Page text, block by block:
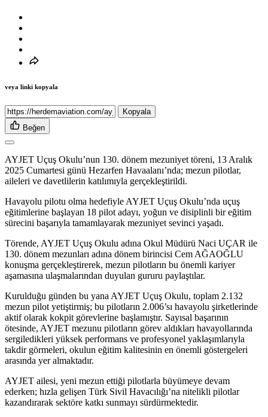
veya linki kopyala
Kopyala
Beğen
AYJET Uçuş Okulu’nun 130. dönem mezuniyet töreni, 13 Aralık
2025 Cumartesi günü Hezarfen Havaalanı’nda; mezun pilotlar,
aileleri ve davetlilerin katılımıyla gerçekleştirildi.
Havayolu pilotu olma hedefiyle AYJET Uçuş Okulu’nda uçuş
eğitimlerine başlayan 18 pilot adayı, yoğun ve disiplinli bir eğitim
sürecini başarıyla tamamlayarak mezuniyet sevinci yaşadı.
Törende, AYJET Uçuş Okulu adına Okul Müdürü Naci UÇAR ile
130. dönem mezunları adına dönem birincisi Cem AĞAOĞLU
konuşma gerçekleştirerek, mezun pilotların bu önemli kariyer
aşamasına ulaşmalarından duyulan gururu paylaştılar.
Kurulduğu günden bu yana AYJET Uçuş Okulu, toplam 2.132
mezun pilot yetiştirmiş; bu pilotların 2.006’sı havayolu şirketlerinde
aktif olarak kokpit görevlerine başlamıştır. Sayısal başarının
ötesinde, AYJET mezunu pilotların görev aldıkları havayollarında
sergiledikleri yüksek performans ve profesyonel yaklaşımlarıyla
takdir görmeleri, okulun eğitim kalitesinin en önemli göstergeleri
arasında yer almaktadır.
AYJET ailesi, yeni mezun ettiği pilotlarla büyümeye devam
ederken; hızla gelişen Türk Sivil Havacılığı’na nitelikli pilotlar
kazandırarak sektöre katkı sunmayı sürdürmektedir.